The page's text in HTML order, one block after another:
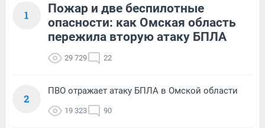
1
Пожар и две беспилотные
опасности: как Омская область
пережила вторую атаку БПЛА
29 729 22
2
ПВО отражает атаку БПЛА в Омской области
19 323 90